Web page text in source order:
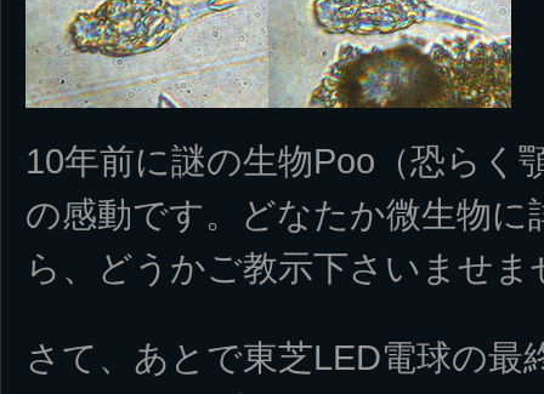
10年前に謎の生物Poo（恐らく
の感動です。どなたか微生物
ら、どうかご教示下さいませま
さて、あとで東芝LED電球の最